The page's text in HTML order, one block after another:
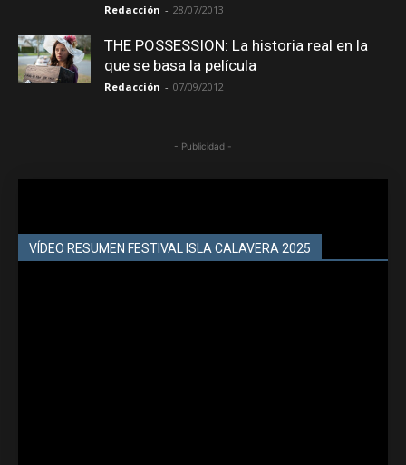
Redacción - 28/07/2013
THE POSSESSION: La historia real en la
que se basa la película
Redacción - 07/09/2012
- Publicidad -
VÍDEO RESUMEN FESTIVAL ISLA CALAVERA 2025